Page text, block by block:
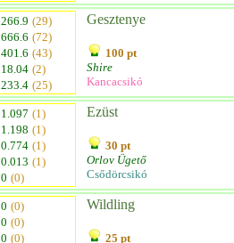
266.9 (29)
666.6 (72)
401.6 (43)
18.04 (2)
233.4 (25)
Gesztenye
100 pt
Shire
Kancacsikó
1.097 (1)
1.198 (1)
0.774 (1)
0.013 (1)
0 (0)
Ezüst
30 pt
Orlov Ügető
Csődörcsikó
0 (0)
0 (0)
0 (0)
Wildling
25 pt